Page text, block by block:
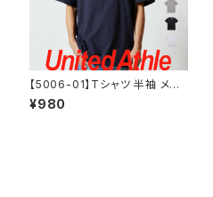
【5006-01】Tシャツ 半袖 メン
ズ レディース 無地 ハイクオリテ
ィーTシャツ ポケット付 シンプ
¥980